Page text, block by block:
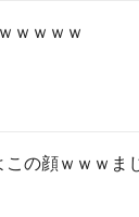
ｗｗｗｗ
の顔ｗｗｗま